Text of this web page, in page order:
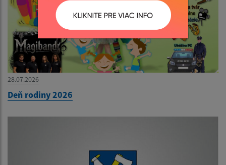
28.07.2026
Deň rodiny 2026